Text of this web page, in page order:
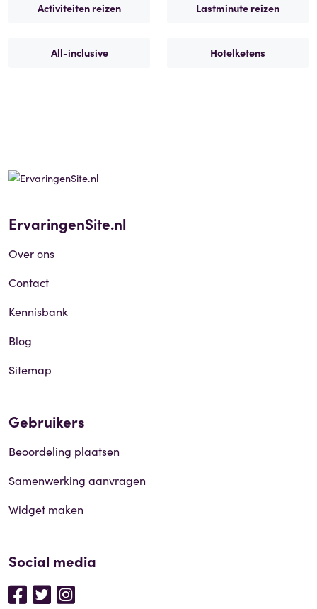
Activiteiten reizen Lastminute reizen
All-inclusive Hotelketens
ErvaringenSite.nl
Over ons
Contact
Kennisbank
Blog
Sitemap
Gebruikers
Beoordeling plaatsen
Samenwerking aanvragen
Widget maken
Social media